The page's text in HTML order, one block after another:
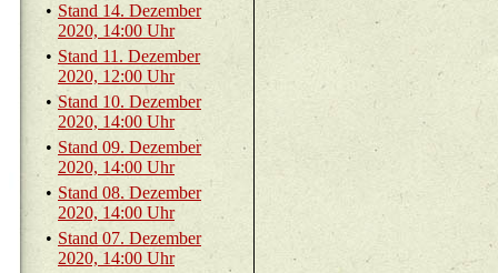
• Stand 14. De­zem­ber
2020, 14:00 Uhr
• Stand 11. De­zem­ber
2020, 12:00 Uhr
• Stand 10. De­zem­ber
2020, 14:00 Uhr
• Stand 09. De­zem­ber
2020, 14:00 Uhr
• Stand 08. De­zem­ber
2020, 14:00 Uhr
• Stand 07. De­zem­ber
2020, 14:00 Uhr